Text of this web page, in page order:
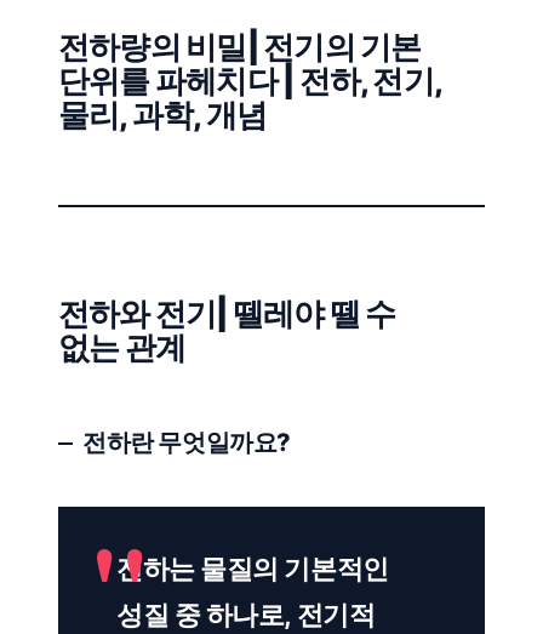
전하량의 비밀| 전기의 기본
단위를 파헤치다 | 전하, 전기,
물리, 과학, 개념
전하와 전기| 뗄레야 뗄 수
없는 관계
전하란 무엇일까요?
전하는 물질의 기본적인
성질 중 하나로, 전기적